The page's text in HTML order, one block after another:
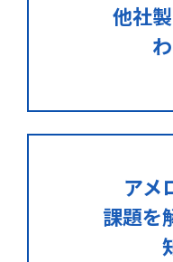
他社
アメ
課題を